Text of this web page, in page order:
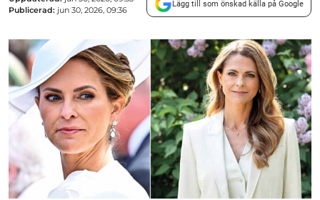
Publicerad: jun 30, 2026, 09:36
Lägg till som önskad källa på Google